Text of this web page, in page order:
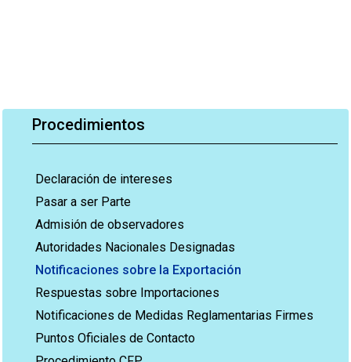
Procedimientos
Declaración de intereses
Pasar a ser Parte
Admisión de observadores
Autoridades Nacionales Designadas
Notificaciones sobre la Exportación
Respuestas sobre Importaciones
Notificaciones de Medidas Reglamentarias Firmes
Puntos Oficiales de Contacto